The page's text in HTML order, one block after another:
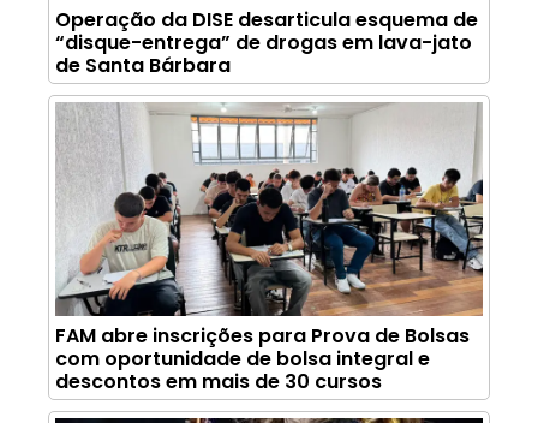
Operação da DISE desarticula esquema de
“disque-entrega” de drogas em lava-jato
de Santa Bárbara
FAM abre inscrições para Prova de Bolsas
com oportunidade de bolsa integral e
descontos em mais de 30 cursos